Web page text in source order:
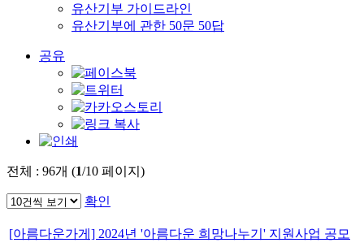
유산기부 가이드라인
유산기부에 관한 50문 50답
공유
전체 : 96개 (1/10 페이지)
확인
[아름다운가게] 2024년 '아름다운 희망나누기' 지원사업 공모